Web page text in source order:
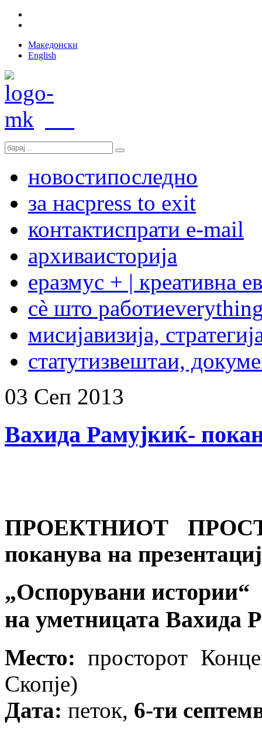
Македонски
English
новостипоследно
за насpress to exit
контактиспрати e-mail
архиваисторија
еразмус + | креативна
сѐ што работи
мисијавизија,
статутизвештаи,
03 Сеп 2013
Вахида Рамујкиќ-
ПРОЕКТНИОТ
поканува на
„Оспорувани истории“
на уметницата Вахида
Место: просторот
Скопје)
Дата: петок, 6-ти